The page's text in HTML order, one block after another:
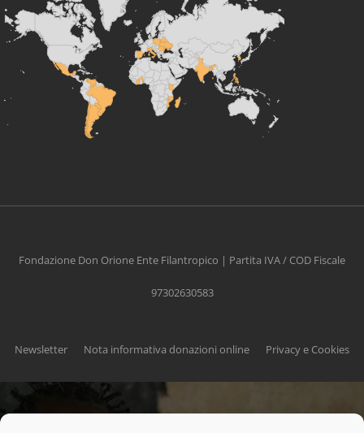
Fondazione Don Orione Ente Filantropico | Partita IVA / COD Fiscale
97302630583
Newsletter Nota informativa donazioni online Privacy e Cookies